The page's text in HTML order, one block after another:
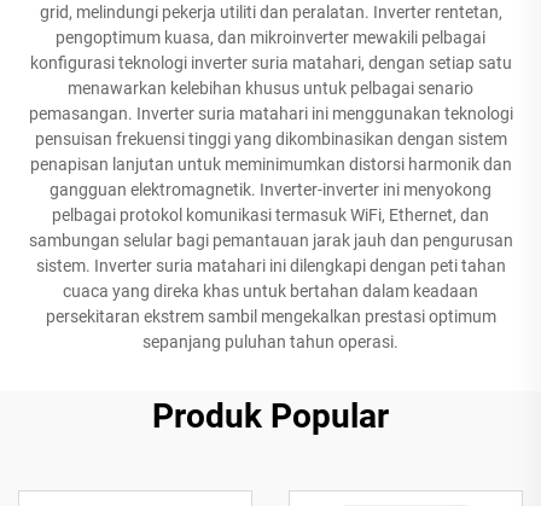
grid, melindungi pekerja utiliti dan peralatan. Inverter rentetan,
pengoptimum kuasa, dan mikroinverter mewakili pelbagai
konfigurasi teknologi inverter suria matahari, dengan setiap satu
menawarkan kelebihan khusus untuk pelbagai senario
pemasangan. Inverter suria matahari ini menggunakan teknologi
pensuisan frekuensi tinggi yang dikombinasikan dengan sistem
penapisan lanjutan untuk meminimumkan distorsi harmonik dan
gangguan elektromagnetik. Inverter-inverter ini menyokong
pelbagai protokol komunikasi termasuk WiFi, Ethernet, dan
sambungan selular bagi pemantauan jarak jauh dan pengurusan
sistem. Inverter suria matahari ini dilengkapi dengan peti tahan
cuaca yang direka khas untuk bertahan dalam keadaan
persekitaran ekstrem sambil mengekalkan prestasi optimum
sepanjang puluhan tahun operasi.
Produk Popular